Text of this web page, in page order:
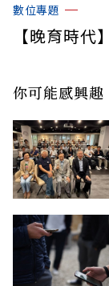
數位專題
【晚育時
你可能感興趣